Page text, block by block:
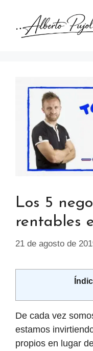
contenido
Los 5
rentables
21 de agosto de
De cada vez
estamos
propios en lugar